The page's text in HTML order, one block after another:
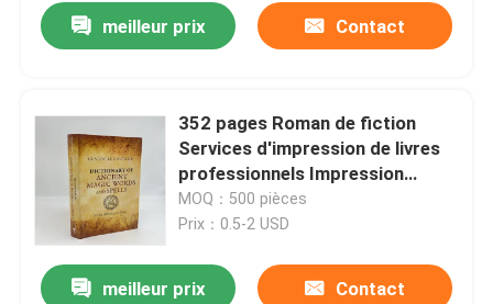
meilleur prix Contact
352 pages Roman de fiction
Services d'impression de livres
professionnels Impression
offset 80gm
MOQ：500 pièces
Prix：0.5-2 USD
meilleur prix Contact